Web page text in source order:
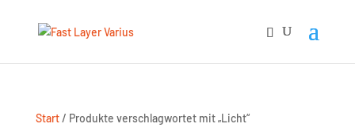
Start/ Produkte verschlagwortet mit „Licht“